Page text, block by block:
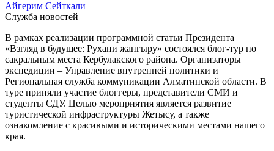
Айгерим Сейткали
Служба новостей
В рамках реализации программной статьи Президента
«Взгляд в будущее: Рухани жанғыру» состоялся блог-тур по
сакральным места Кербулакского района. Организаторы
экспедиции – Управление внутренней политики и
Региональная служба коммуникации Алматинской области. В
туре приняли участие блоггеры, представители СМИ и
студенты СДУ. Целью мероприятия является развитие
туристической инфраструктуры Жетысу, а также
ознакомление с красивыми и историческими местами нашего
края.